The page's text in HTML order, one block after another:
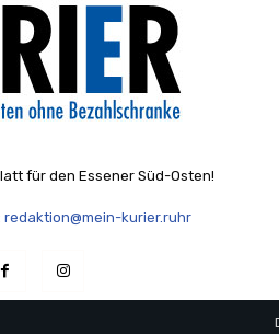
für den Essener Süd-Osten!
redaktion@mein-kurier.ruhr